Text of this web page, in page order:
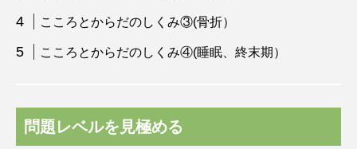
こころとからだのしくみ③(骨折）
こころとからだのしくみ④(睡眠、終末期）
問題レベルを見極める